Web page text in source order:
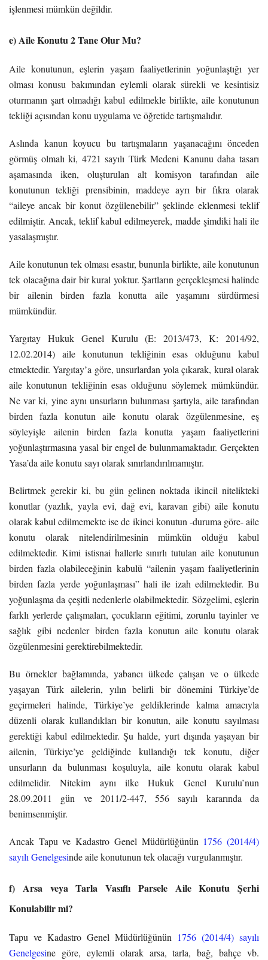
işlenmesi mümkün değildir.
e) Aile Konutu 2 Tane Olur Mu?
Aile konutunun, eşlerin yaşam faaliyetlerinin yoğunlaştığı yer
olması konusu bakımından eylemli olarak sürekli ve kesintisiz
oturmanın şart olmadığı kabul edilmekle birlikte, aile konutunun
tekliği açısından konu uygulama ve öğretide tartışmalıdır.
Aslında kanun koyucu bu tartışmaların yaşanacağını önceden
görmüş olmalı ki, 4721 sayılı Türk Medeni Kanunu daha tasarı
aşamasında iken, oluşturulan alt komisyon tarafından aile
konutunun tekliği prensibinin, maddeye ayrı bir fıkra olarak
“aileye ancak bir konut özgülenebilir” şeklinde eklenmesi teklif
edilmiştir. Ancak, teklif kabul edilmeyerek, madde şimdiki hali ile
yasalaşmıştır.
Aile konutunun tek olması esastır, bununla birlikte, aile konutunun
tek olacağına dair bir kural yoktur. Şartların gerçekleşmesi halinde
bir ailenin birden fazla konutta aile yaşamını sürdürmesi
mümkündür.
Yargıtay Hukuk Genel Kurulu (E: 2013/473, K: 2014/92,
12.02.2014) aile konutunun tekliğinin esas olduğunu kabul
etmektedir. Yargıtay’a göre, unsurlardan yola çıkarak, kural olarak
aile konutunun tekliğinin esas olduğunu söylemek mümkündür.
Ne var ki, yine aynı unsurların bulunması şartıyla, aile tarafından
birden fazla konutun aile konutu olarak özgülenmesine, eş
söyleyişle ailenin birden fazla konutta yaşam faaliyetlerini
yoğunlaştırmasına yasal bir engel de bulunmamaktadır. Gerçekten
Yasa’da aile konutu sayı olarak sınırlandırılmamıştır.
Belirtmek gerekir ki, bu gün gelinen noktada ikincil nitelikteki
konutlar (yazlık, yayla evi, dağ evi, karavan gibi) aile konutu
olarak kabul edilmemekte ise de ikinci konutun -duruma göre- aile
konutu olarak nitelendirilmesinin mümkün olduğu kabul
edilmektedir. Kimi istisnai hallerle sınırlı tutulan aile konutunun
birden fazla olabileceğinin kabulü “ailenin yaşam faaliyetlerinin
birden fazla yerde yoğunlaşması” hali ile izah edilmektedir. Bu
yoğunlaşma da çeşitli nedenlerle olabilmektedir. Sözgelimi, eşlerin
farklı yerlerde çalışmaları, çocukların eğitimi, zorunlu tayinler ve
sağlık gibi nedenler birden fazla konutun aile konutu olarak
özgülenmesini gerektirebilmektedir.
Bu örnekler bağlamında, yabancı ülkede çalışan ve o ülkede
yaşayan Türk ailelerin, yılın belirli bir dönemini Türkiye’de
geçirmeleri halinde, Türkiye’ye geldiklerinde kalma amacıyla
düzenli olarak kullandıkları bir konutun, aile konutu sayılması
gerektiği kabul edilmektedir. Şu halde, yurt dışında yaşayan bir
ailenin, Türkiye’ye geldiğinde kullandığı tek konutu, diğer
unsurların da bulunması koşuluyla, aile konutu olarak kabul
edilmelidir. Nitekim aynı ilke Hukuk Genel Kurulu’nun
28.09.2011 gün ve 2011/2-447, 556 sayılı kararında da
benimsenmiştir.
Ancak Tapu ve Kadastro Genel Müdürlüğünün 1756 (2014/4)
sayılı Genelgesinde aile konutunun tek olacağı vurgulanmıştır.
f) Arsa veya Tarla Vasıflı Parsele Aile Konutu Şerhi
Konulabilir mi?
Tapu ve Kadastro Genel Müdürlüğünün 1756 (2014/4) sayılı
Genelgesine göre, eylemli olarak arsa, tarla, bağ, bahçe vb.